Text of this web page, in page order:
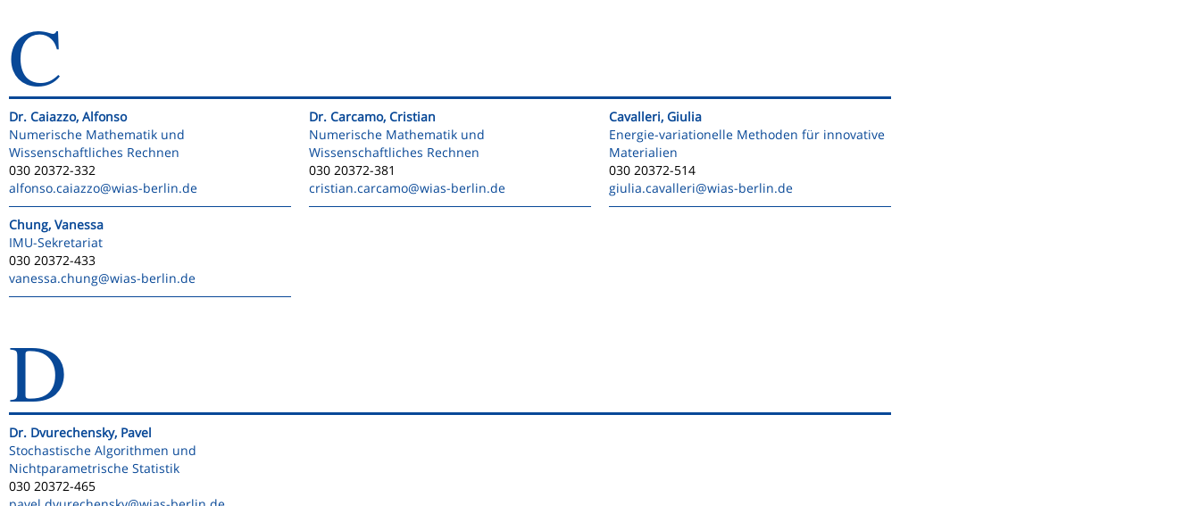
C
Dr. Caiazzo, Alfonso
Numerische Mathematik und
Wissenschaftliches Rechnen
030 20372-332
alfonso.caiazzo@wias-berlin.de
Dr. Carcamo, Cristian
Numerische Mathematik und
Wissenschaftliches Rechnen
030 20372-381
cristian.carcamo@wias-berlin.de
Cavalleri, Giulia
Energie-variationelle Methoden für innovative
Materialien
030 20372-514
giulia.cavalleri@wias-berlin.de
Chung, Vanessa
IMU-Sekretariat
030 20372-433
vanessa.chung@wias-berlin.de
D
Dr. Dvurechensky, Pavel
Stochastische Algorithmen und
Nichtparametrische Statistik
030 20372-465